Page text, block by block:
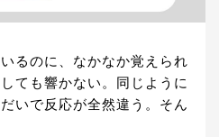
るのに、なかなか覚えられ
ても響かない。同じように
いで反応が全然違う。そん